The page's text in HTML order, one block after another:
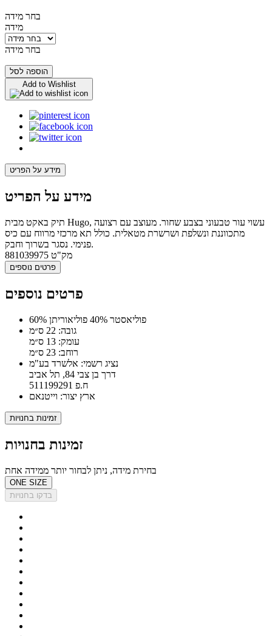
בחר מידה
מידה
בחר מידה
הוספה לסל
Add to Wishlist
מידע על הפריט
מידע על הפריט
תיק באקט מבית Hugo, עשוי עור טבעוני בצבע שחור. מעוצב עם רצועה
מתכווננת ונשלפת ושרשרת מטאלית. כולל תא מרכזי מרווח עם כיס
פנימי. נסגר בשרוך וחבק.
מק"ט 881039975
פרטים נוספים
פרטים נוספים
60% פוליאסטר 40% פוליאוריתן
גובה: 22 ס״מ
עומק: 13 ס״מ
רוחב: 23 ס״מ
נציג רשמי: אלשרד בע"מ
דרך בן צבי 84, תל אביב
ח.פ 511199291
ארץ יצור: וייטנאם
זמינות בחנויות
זמינות בחנויות
בחירת מידה, ניתן לבחור יותר ממידה אחת
ONE SIZE
בדקו בחנויות